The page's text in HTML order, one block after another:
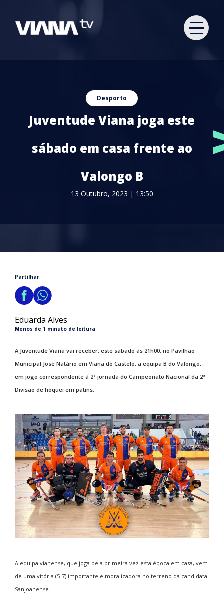
Desporto
Juventude Viana joga este
sábado em casa frente ao
Valongo B
13 Outubro, 2023 | 13:50
Partilhar
Eduarda Alves
Menos de 1 minuto de leitura
A Juventude Viana vai receber, este sábado às 21h00, no Pavilhão
Municipal José Natário em Viana do Castelo, a equipa B do Valongo,
em jogo correspondente à 2ª jornada do Campeonato Nacional da 2ª
Divisão de hóquei em patins.
A equipa vianense, que joga pela primeira vez esta época em casa, vem
de uma vitória (5-7) importante e moralizadora no terreno da candidata
Sanjoanense.